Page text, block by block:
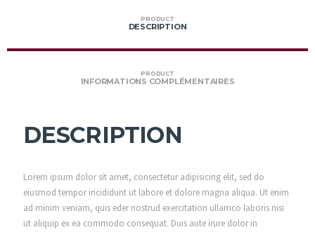
PRODUCT
DESCRIPTION
PRODUCT
INFORMATIONS COMPLÉMENTAIRES
DESCRIPTION
Lorem ipsum dolor sit amet, consectetur adipisicing elit, sed do
eiusmod tempor incididunt ut labore et dolore magna aliqua. Ut enim
ad minim veniam, quis eder nostrud exercitation ullamco laboris nisi
ut aliquip ex ea commodo consequat. Duis aute irure dolor in